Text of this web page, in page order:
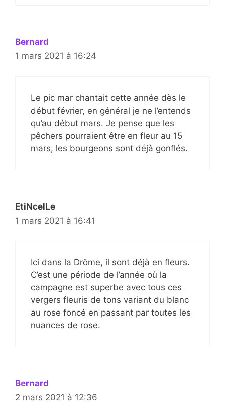
Bernard
1 mars 2021 à 16:24
Le pic mar chantait cette année dès le
début février, en général je ne l’entends
qu’au début mars. Je pense que les
pêchers pourraient être en fleur au 15
mars, les bourgeons sont déjà gonflés.
EtiNcelLe
1 mars 2021 à 16:41
Ici dans la Drôme, il sont déjà en fleurs.
C’est une période de l’année où la
campagne est superbe avec tous ces
vergers fleuris de tons variant du blanc
au rose foncé en passant par toutes les
nuances de rose.
Bernard
2 mars 2021 à 12:36